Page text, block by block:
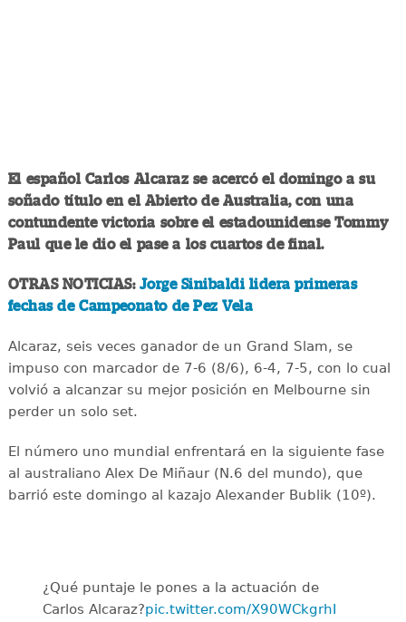
El español Carlos Alcaraz se acercó el domingo a su
soñado título en el Abierto de Australia, con una
contundente victoria sobre el estadounidense Tommy
Paul que le dio el pase a los cuartos de final.
OTRAS NOTICIAS: Jorge Sinibaldi lidera primeras
fechas de Campeonato de Pez Vela
Alcaraz, seis veces ganador de un Grand Slam, se
impuso con marcador de 7-6 (8/6), 6-4, 7-5, con lo cual
volvió a alcanzar su mejor posición en Melbourne sin
perder un solo set.
El número uno mundial enfrentará en la siguiente fase
al australiano Alex De Miñaur (N.6 del mundo), que
barrió este domingo al kazajo Alexander Bublik (10º).
¿Qué puntaje le pones a la actuación de
Carlos Alcaraz?pic.twitter.com/X90WCkgrhI